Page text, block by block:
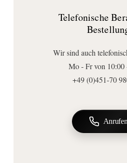
Telefonische
Wir sind auch
Mo - Fr von 10:00
+49 (0)451-70
Anrufen